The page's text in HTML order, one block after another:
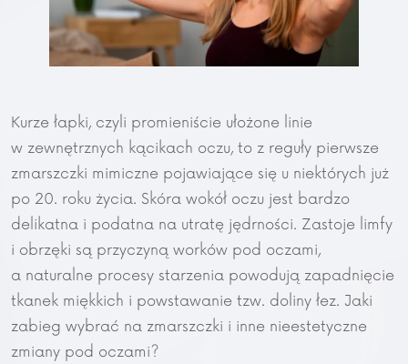
Kurze łapki, czyli promieniście ułożone linie
w zewnętrznych kącikach oczu, to z reguły pierwsze
zmarszczki mimiczne pojawiające się u niektórych już
po 20. roku życia. Skóra wokół oczu jest bardzo
delikatna i podatna na utratę jędrności. Zastoje limfy
i obrzęki są przyczyną worków pod oczami,
a naturalne procesy starzenia powodują zapadnięcie
tkanek miękkich i powstawanie tzw. doliny łez. Jaki
zabieg wybrać na zmarszczki i inne nieestetyczne
zmiany pod oczami?